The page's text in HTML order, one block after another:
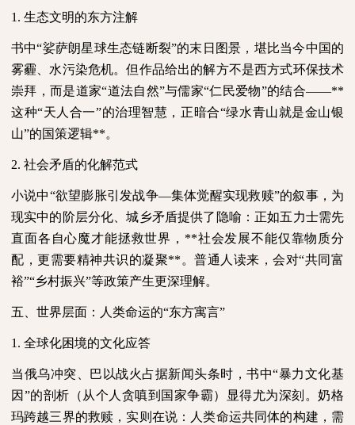
1. 生态文明的东方注解
书中“娑萨朗星球生态链断裂”的末日图景，堪比当今中国的
雾霾、水污染危机。但作品给出的解方不是西方式环保技术
崇拜，而是道家“道法自然”与儒家“仁民爱物”的结合——**
这种“天人合一”的治理智慧，正暗合“绿水青山就是金山银
山”的国策逻辑**。
2. 社会矛盾的化解范式
小说中“欲望膨胀引发战争—集体觉醒实现救赎”的叙事，为
现实中的阶层分化、城乡矛盾提供了隐喻：正如五力士需先
直面各自心魔才能拯救世界， **社会发展不能仅靠物质分
配，更需要精神共识的凝聚** 。普通人读来，会对“共同富
裕”“乡村振兴”等政策产生更深理解。
五、世界层面：人类命运的“东方寓言”
1. 全球化困境的文化应答
当俄乌冲突、巴以战火占据新闻头条时，书中“暴力文化基
因”的剖析（从个人贪嗔到国家争霸）显得尤为深刻。奶格
玛跨越三界的救赎，实则在说：人类命运共同体的构建，需